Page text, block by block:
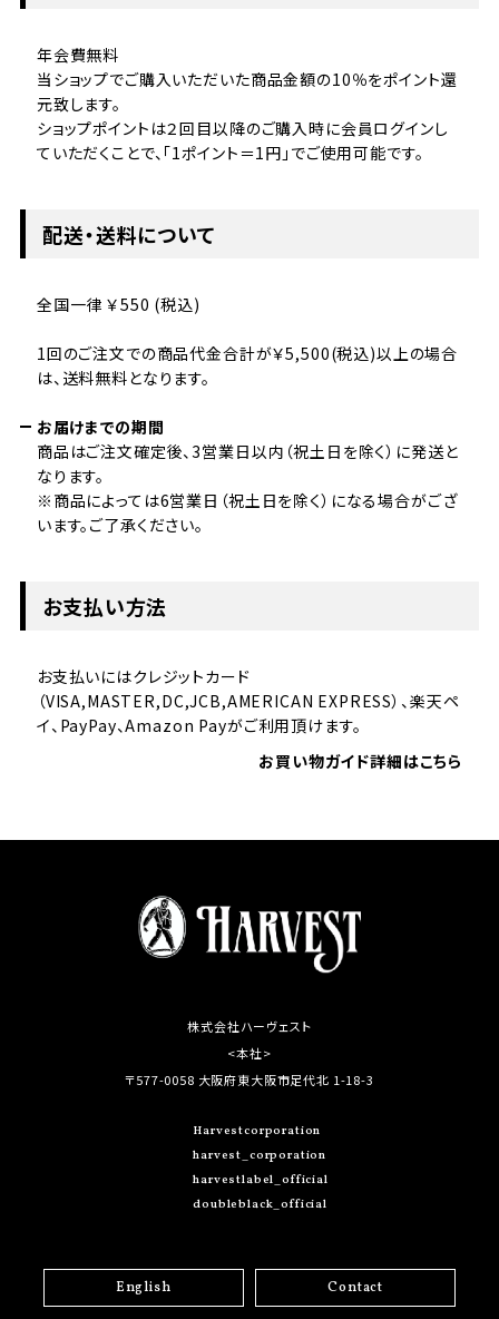
年会費無料
当ショップでご購入いただいた商品金額の10％をポイント還
元致します。
ショップポイントは２回目以降のご購入時に会員ログインし
ていただくことで、「1ポイント＝1円」でご使用可能です。
配送・送料について
全国一律 ￥550 (税込)
1回のご注文での商品代金合計が￥5,500(税込)以上の場合
は、送料無料となります。
お届けまでの期間
商品はご注文確定後、3営業日以内（祝土日を除く）に発送と
なります。
※商品によっては6営業日（祝土日を除く）になる場合がござ
います。ご了承ください。
お支払い方法
お支払いにはクレジットカード
（VISA,MASTER,DC,JCB,AMERICAN EXPRESS）、楽天ペ
イ、PayPay、Amazon Payがご利用頂けます。
お買い物ガイド詳細はこちら
株式会社ハーヴェスト
<本社>
〒577-0058 大阪府東大阪市足代北 1-18-3
Harvestcorporation
harvest_corporation
harvestlabel_official
doubleblack_official
English Contact